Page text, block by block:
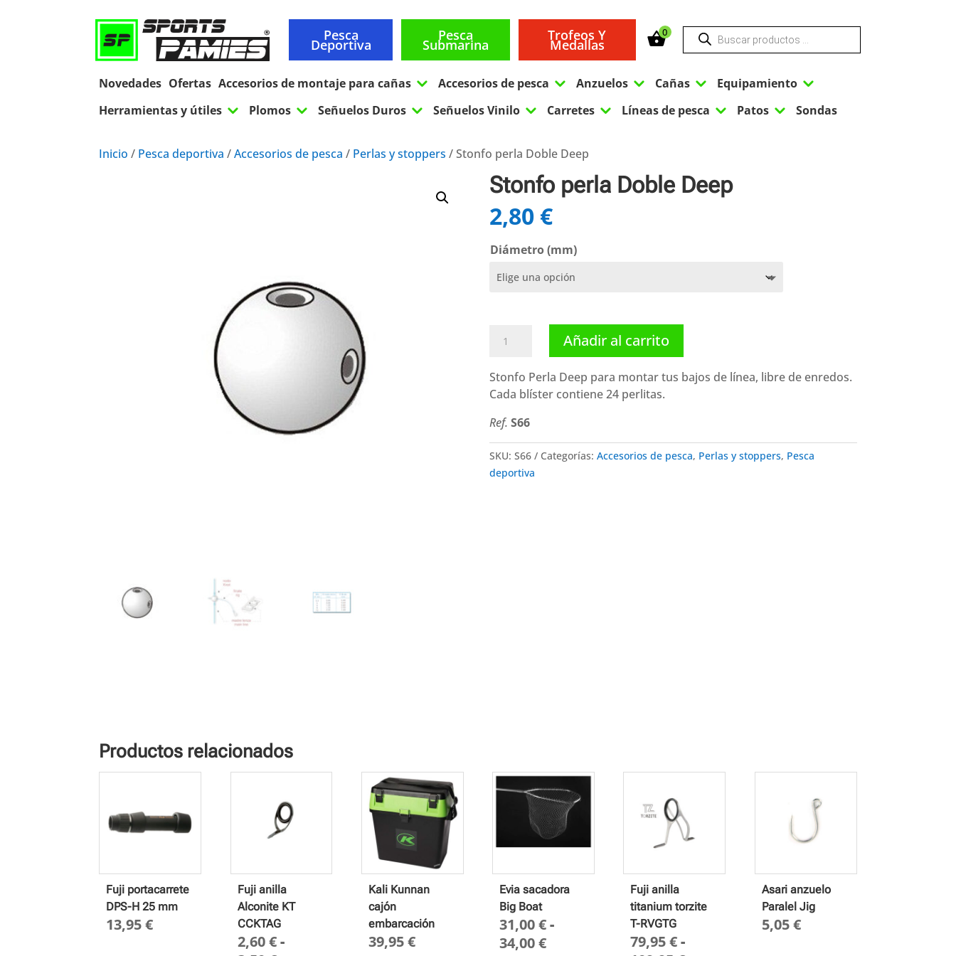
Pesca
Deportiva
Pesca
Submarina
Trofeos Y
Medallas
0 Búsqueda
productos
Novedades Ofertas Accesorios de montaje para cañas 3 Accesorios de pesca 3 Anzuelos 3 Cañas 3 Equipamiento 3
Herramientas y útiles 3 Plomos 3 Señuelos Duros 3 Señuelos Vinilo 3 Carretes 3 Líneas de pesca 3 Patos 3 Sondas
Inicio / Pesca deportiva /Accesorios de pesca / Perlas y stoppers / Stonfo perla Doble Deep
Stonfo perla Doble Deep
2,80 €
Diámetro (mm)
perla
Deep
cantidad
Añadir al carrito
Stonfo Perla Deep para montar tus bajos de línea, libre de enredos.
Cada blíster contiene 24 perlitas.
Ref. S66
SKU: S66 Categorías: Accesorios de pesca, Perlas y stoppers, Pesca
deportiva
Productos relacionados
Fuji portacarrete
DPS-H 25 mm
13,95€
Fuji anilla
Alconite KT
CCKTAG
2,60€-
Kali Kunnan
cajón
embarcación
39,95€
Evia sacadora
Big Boat
31,00€-
34,00€Rango
Fuji anilla
titanium torzite
T-RVGTG
79,95€ -
Asari anzuelo
Paralel Jig
5,05€